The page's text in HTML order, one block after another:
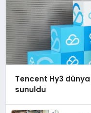
Tencent Hy3
sunuldu